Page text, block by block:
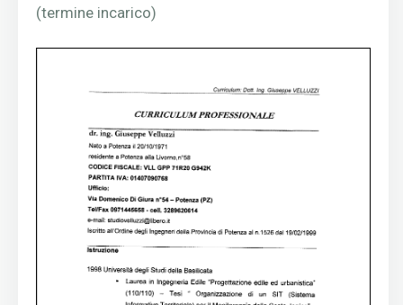
(termine incarico)